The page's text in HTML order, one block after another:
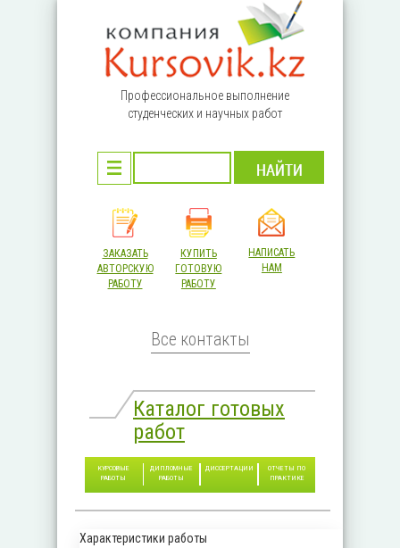
Профессиональное выполнение
студенческих и научных работ
ЗАКАЗАТЬ
АВТОРСКУЮ
РАБОТУ
КУПИТЬ
ГОТОВУЮ
РАБОТУ
НАПИСАТЬ
НАМ
Все контакты
Каталог готовых
работ
КУРСОВЫЕ
РАБОТЫ
ДИПЛОМНЫЕ
РАБОТЫ
ДИССЕРТАЦИИ
ОТЧЕТЫ ПО
ПРАКТИКЕ
Характеристики работы